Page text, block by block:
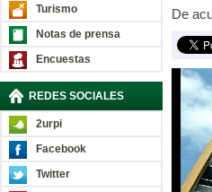
Turismo
Notas de prensa
Encuestas
REDES SOCIALES
2urpi
Facebook
Twitter
De